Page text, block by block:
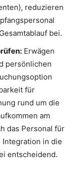
reduzieren
bei.
Erwägen
persönlichen
für
rund um die
am
das Personal für
in die
entscheidend.